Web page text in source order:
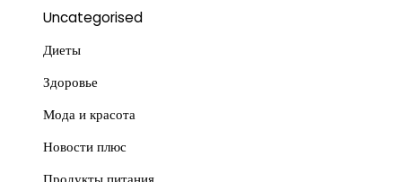
Uncategorised
Диеты
Здоровье
Мода и красота
Новости плюс